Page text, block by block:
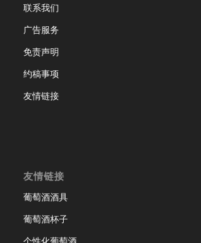
联系我们
广告服务
免责声明
约稿事项
友情链接
友情链接
葡萄酒酒具
葡萄酒杯子